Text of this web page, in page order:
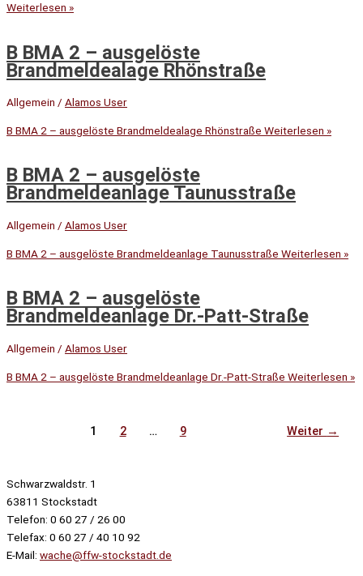
Weiterlesen »
B BMA 2 – ausgelöste
Brandmeldealage Rhönstraße
Allgemein / Alamos User
B BMA 2 – ausgelöste Brandmeldealage Rhönstraße Weiterlesen »
B BMA 2 – ausgelöste
Brandmeldeanlage Taunusstraße
Allgemein / Alamos User
B BMA 2 – ausgelöste Brandmeldeanlage Taunusstraße Weiterlesen »
B BMA 2 – ausgelöste
Brandmeldeanlage Dr.-Patt-Straße
Allgemein / Alamos User
B BMA 2 – ausgelöste Brandmeldeanlage Dr.-Patt-Straße Weiterlesen »
1 2 … 9 Weiter →
Schwarzwaldstr. 1
63811 Stockstadt
Telefon: 0 60 27 / 26 00
Telefax: 0 60 27 / 40 10 92
E-Mail: wache@ffw-stockstadt.de